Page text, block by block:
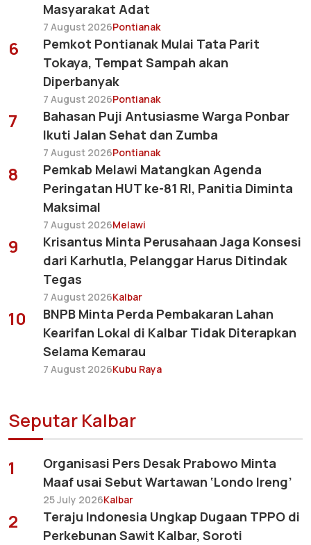
Masyarakat Adat
7 August 2026Pontianak
6
Pemkot Pontianak Mulai Tata Parit
Tokaya, Tempat Sampah akan
Diperbanyak
7 August 2026Pontianak
7
Bahasan Puji Antusiasme Warga Ponbar
Ikuti Jalan Sehat dan Zumba
7 August 2026Pontianak
8
Pemkab Melawi Matangkan Agenda
Peringatan HUT ke-81 RI, Panitia Diminta
Maksimal
7 August 2026Melawi
9
Krisantus Minta Perusahaan Jaga Konsesi
dari Karhutla, Pelanggar Harus Ditindak
Tegas
7 August 2026Kalbar
10
BNPB Minta Perda Pembakaran Lahan
Kearifan Lokal di Kalbar Tidak Diterapkan
Selama Kemarau
7 August 2026Kubu Raya
Seputar Kalbar
1
Organisasi Pers Desak Prabowo Minta
Maaf usai Sebut Wartawan ‘Londo Ireng’
25 July 2026Kalbar
2
Teraju Indonesia Ungkap Dugaan TPPO di
Perkebunan Sawit Kalbar, Soroti